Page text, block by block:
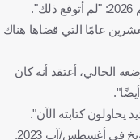
عامًا التي قضاها هناك
الحالي، أعتقد أنه كان
يحاولون كتابته الآن".
في أغسطس/آب 2023.